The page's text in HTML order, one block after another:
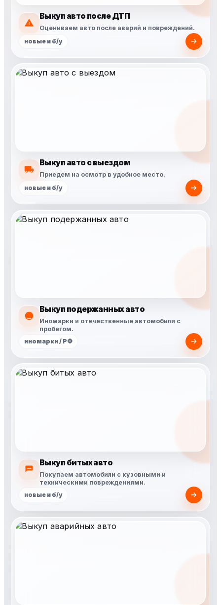
Выкуп авто после ДТП
Оцениваем авто после аварий и повреждений.
новые и б/у
Выкуп авто с выездом
Приедем на осмотр в удобное место.
новые и б/у
Выкуп подержанных авто
Иномарки и отечественные автомобили с
пробегом.
иномарки / РФ
Выкуп битых авто
Покупаем автомобили с кузовными и
техническими повреждениями.
новые и б/у